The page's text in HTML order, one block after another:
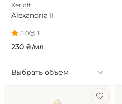
Xerjoff
Alexandria II
5.0 1
230 ₴/мл
Выбрать объем